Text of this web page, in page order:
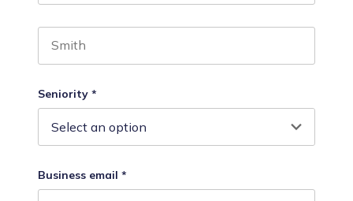
Seniority *
Business email *